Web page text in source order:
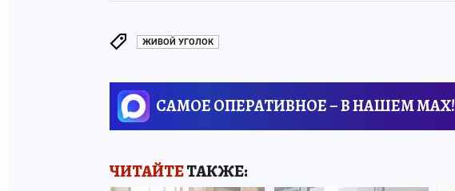
ЖИВОЙ УГОЛОК
САМОЕ ОПЕРАТИВНОЕ – В НАШЕМ MAX!
ЧИТАЙТЕТАКЖЕ: